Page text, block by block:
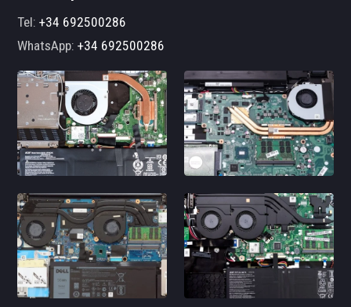
Tel:+34 692500286
WhatsApp:+34 692500286